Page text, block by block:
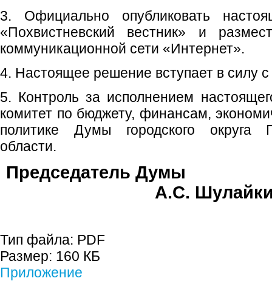
3. Официально опубликовать
«Похвистневский вестник» и
коммуникационной сети «Интернет».
4. Настоящее решение вступает в силу с
5. Контроль за исполнением
комитет по бюджету, финансам,
политике Думы городского округа
области.
А.С.
Тип файла: PDF
Размер: 160 КБ
Приложение